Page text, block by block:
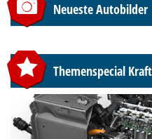
Neueste Autobilder
Themenspecial